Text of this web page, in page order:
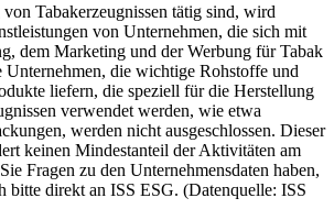
Tabakerzeugnissen tätig sind, wird
von Unternehmen, die sich mit
dem Marketing und der Werbung für Tabak
Unternehmen, die wichtige Rohstoffe und
liefern, die speziell für die Herstellung
verwendet werden, wie etwa
werden nicht ausgeschlossen. Dieser
keinen Mindestanteil der Aktivitäten am
Fragen zu den Unternehmensdaten haben,
bitte direkt an ISS ESG. (Datenquelle: ISS